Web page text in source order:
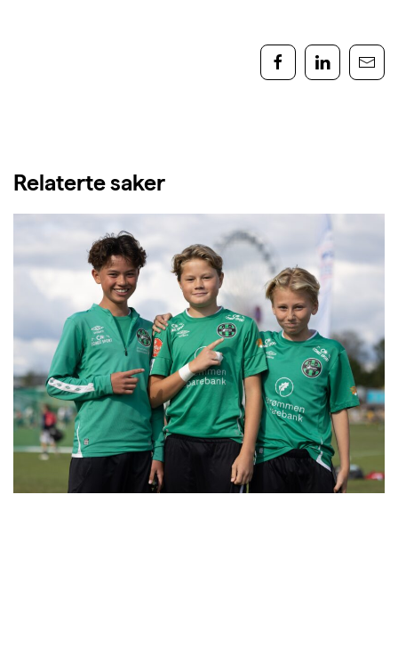
Relaterte saker